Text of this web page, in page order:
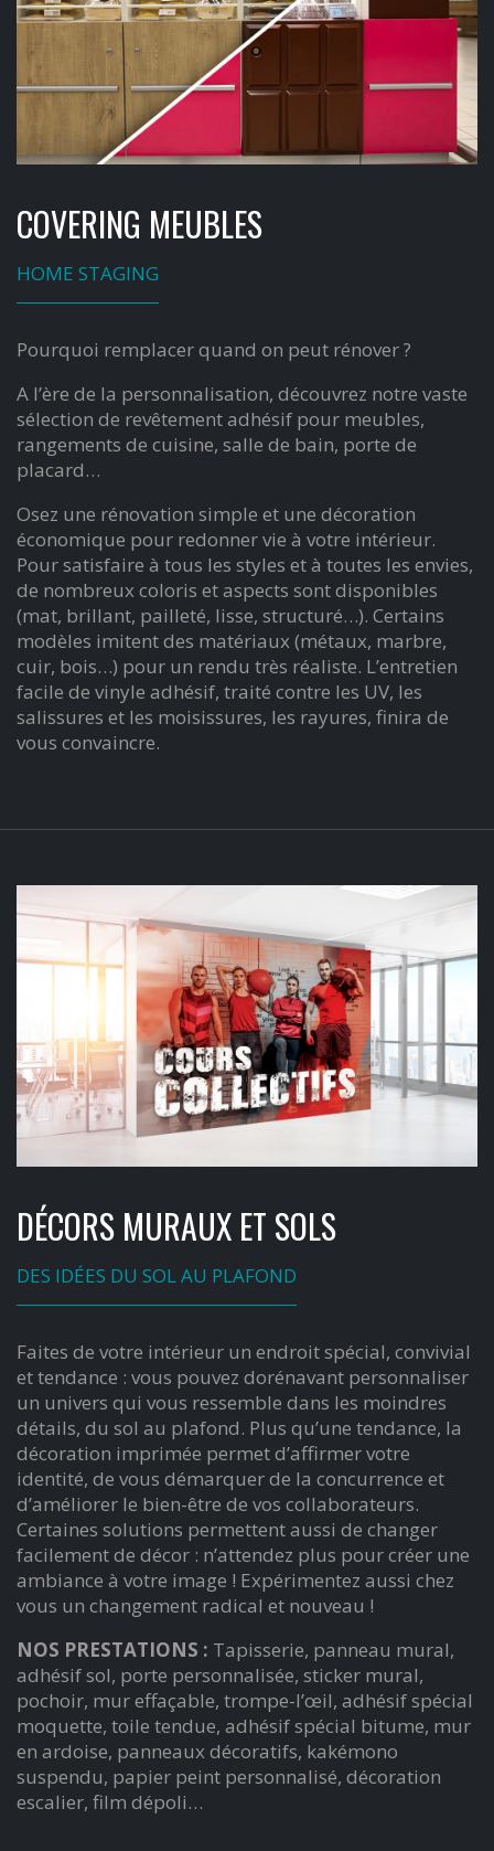
COVERING MEUBLES
HOME STAGING
Pourquoi remplacer quand on peut rénover ?
A l’ère de la personnalisation, découvrez notre vaste
sélection de revêtement adhésif pour meubles,
rangements de cuisine, salle de bain, porte de
placard…
Osez une rénovation simple et une décoration
économique pour redonner vie à votre intérieur.
Pour satisfaire à tous les styles et à toutes les envies,
de nombreux coloris et aspects sont disponibles
(mat, brillant, pailleté, lisse, structuré…). Certains
modèles imitent des matériaux (métaux, marbre,
cuir, bois…) pour un rendu très réaliste. L’entretien
facile de vinyle adhésif, traité contre les UV, les
salissures et les moisissures, les rayures, finira de
vous convaincre.
DÉCORS MURAUX ET SOLS
DES IDÉES DU SOL AU PLAFOND
Faites de votre intérieur un endroit spécial, convivial
et tendance : vous pouvez dorénavant personnaliser
un univers qui vous ressemble dans les moindres
détails, du sol au plafond. Plus qu’une tendance, la
décoration imprimée permet d’affirmer votre
identité, de vous démarquer de la concurrence et
d’améliorer le bien-être de vos collaborateurs.
Certaines solutions permettent aussi de changer
facilement de décor : n’attendez plus pour créer une
ambiance à votre image ! Expérimentez aussi chez
vous un changement radical et nouveau !
NOS PRESTATIONS : Tapisserie, panneau mural,
adhésif sol, porte personnalisée, sticker mural,
pochoir, mur effaçable, trompe-l’œil, adhésif spécial
moquette, toile tendue, adhésif spécial bitume, mur
en ardoise, panneaux décoratifs, kakémono
suspendu, papier peint personnalisé, décoration
escalier, film dépoli…